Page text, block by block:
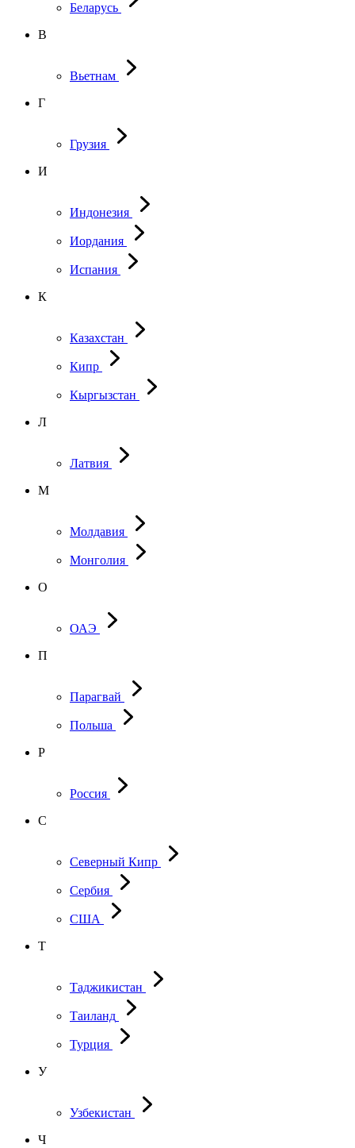
Беларусь
В
Вьетнам
Г
Грузия
И
Индонезия
Иордания
Испания
К
Казахстан
Кипр
Кыргызстан
Л
Латвия
М
Молдавия
Монголия
О
ОАЭ
П
Парагвай
Польша
Р
Россия
С
Северный Кипр
Сербия
США
Т
Таджикистан
Таиланд
Турция
У
Узбекистан
Ч